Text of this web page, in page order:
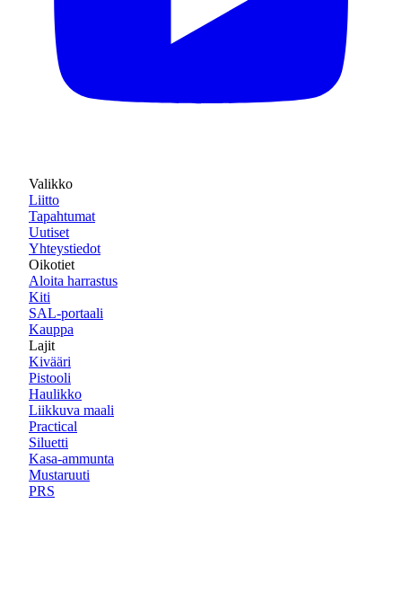
Valikko
Liitto
Tapahtumat
Uutiset
Yhteystiedot
Oikotiet
Aloita harrastus
Kiti
SAL-portaali
Kauppa
Lajit
Kivääri
Pistooli
Haulikko
Liikkuva maali
Practical
Siluetti
Kasa-ammunta
Mustaruuti
PRS